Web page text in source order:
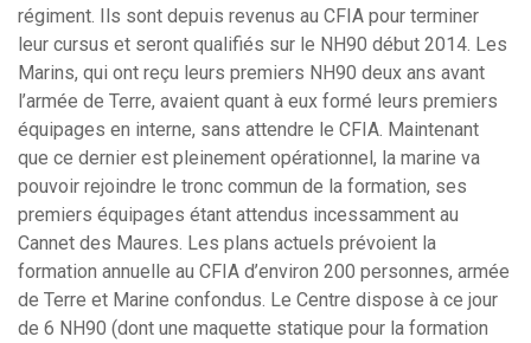
régiment. Ils sont depuis revenus au CFIA pour terminer
leur cursus et seront qualifiés sur le NH90 début 2014. Les
Marins, qui ont reçu leurs premiers NH90 deux ans avant
l’armée de Terre, avaient quant à eux formé leurs premiers
équipages en interne, sans attendre le CFIA. Maintenant
que ce dernier est pleinement opérationnel, la marine va
pouvoir rejoindre le tronc commun de la formation, ses
premiers équipages étant attendus incessamment au
Cannet des Maures. Les plans actuels prévoient la
formation annuelle au CFIA d’environ 200 personnes, armée
de Terre et Marine confondus. Le Centre dispose à ce jour
de 6 NH90 (dont une maquette statique pour la formation